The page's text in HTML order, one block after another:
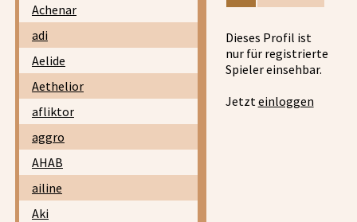
Achenar
adi
Aelide
Aethelior
afliktor
aggro
AHAB
ailine
Aki
Dieses Profil ist
nur für registrierte
Spieler einsehbar.
Jetzt einloggen